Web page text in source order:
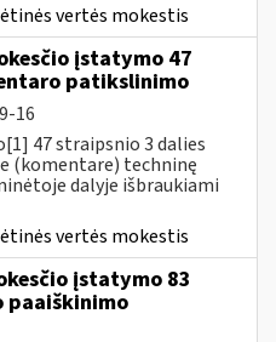
vertės mokestis
įstatymo 47
patikslinimo
16
47 straipsnio 3 dalies
(komentare) techninę
dalyje išbraukiami
vertės mokestis
įstatymo 83